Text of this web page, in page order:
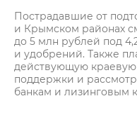
Пострадавшие от
и Крымском районах
до 5 млн рублей под
и удобрений. Также
действующую краевую
поддержки и
банкам и лизинговым